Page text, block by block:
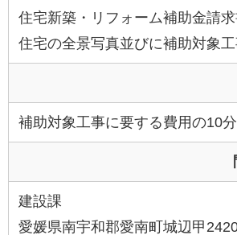
住宅新築・リフォーム補助金請
住宅の全景写真並びに補助対象
補助対象工事に要する費用の10
建設課
愛媛県南宇和郡愛南町城辺甲